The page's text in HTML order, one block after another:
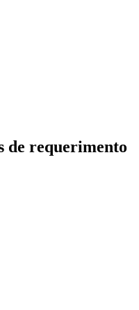
de requerimento